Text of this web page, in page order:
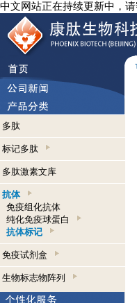
中文网站正在持续更新中，
多肽
标记多肽
多肽激素文库
抗体
免疫组化抗体
纯化免疫球蛋白
抗体标记
免疫试剂盒
生物标志物阵列